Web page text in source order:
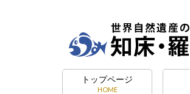
トップページ
HOME